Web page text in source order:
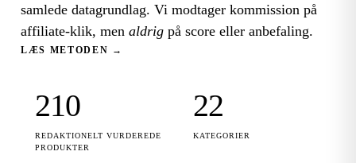
samlede datagrundlag. Vi modtager kommission på
affiliate-klik, men aldrig på score eller anbefaling.
LÆS METODEN →
210
REDAKTIONELT VURDEREDE
PRODUKTER
22
KATEGORIER